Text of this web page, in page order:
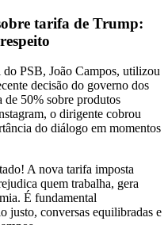
tarifa de Trump:
PSB, João Campos, utilizou
decisão do governo dos
de 50% sobre produtos
o dirigente cobrou
do diálogo em momentos
A nova tarifa imposta
quem trabalha, gera
É fundamental
justo, conversas equilibradas e